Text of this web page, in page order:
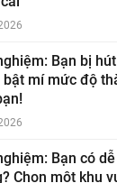
Bạn bị
mí mức độ
Bạn có
Chọn một khu